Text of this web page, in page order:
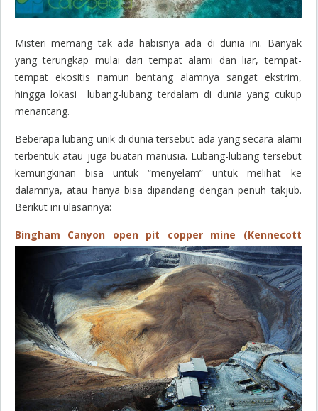
Misteri memang tak ada habisnya ada di dunia ini. Banyak
yang terungkap mulai dari tempat alami dan liar, tempat-
tempat ekositis namun bentang alamnya sangat ekstrim,
hingga lokasi lubang-lubang terdalam di dunia yang cukup
menantang.
Beberapa lubang unik di dunia tersebut ada yang secara alami
terbentuk atau juga buatan manusia. Lubang-lubang tersebut
kemungkinan bisa untuk “menyelam” untuk melihat ke
dalamnya, atau hanya bisa dipandang dengan penuh takjub.
Berikut ini ulasannya:
Bingham Canyon open pit copper mine (Kennecott
copper mine) : Salt Lake City, Utah